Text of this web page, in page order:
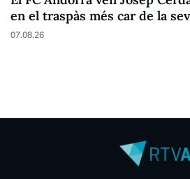
en el traspàs més car de la
07.08.26